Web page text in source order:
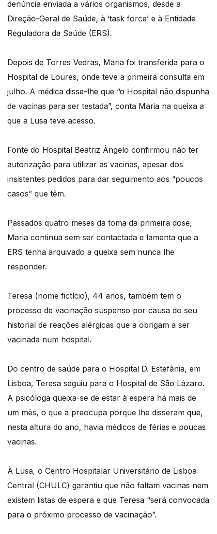
denúncia enviada a vários organismos, desde a
Direção-Geral de Saúde, à ‘task force’ e à Entidade
Reguladora da Saúde (ERS).
Depois de Torres Vedras, Maria foi transferida para o
Hospital de Loures, onde teve a primeira consulta em
julho. A médica disse-lhe que “o Hospital não dispunha
de vacinas para ser testada”, conta Maria na queixa a
que a Lusa teve acesso.
Fonte do Hospital Beatriz Ângelo confirmou não ter
autorização para utilizar as vacinas, apesar dos
insistentes pedidos para dar seguimento aos “poucos
casos” que têm.
Passados quatro meses da toma da primeira dose,
Maria continua sem ser contactada e lamenta que a
ERS tenha arquivado a queixa sem nunca lhe
responder.
Teresa (nome fictício), 44 anos, também tem o
processo de vacinação suspenso por causa do seu
historial de reações alérgicas que a obrigam a ser
vacinada num hospital.
Do centro de saúde para o Hospital D. Estefânia, em
Lisboa, Teresa seguiu para o Hospital de São Lázaro.
A psicóloga queixa-se de estar à espera há mais de
um mês, o que a preocupa porque lhe disseram que,
nesta altura do ano, havia médicos de férias e poucas
vacinas.
À Lusa, o Centro Hospitalar Universitário de Lisboa
Central (CHULC) garantiu que não faltam vacinas nem
existem listas de espera e que Teresa “será convocada
para o próximo processo de vacinação”.